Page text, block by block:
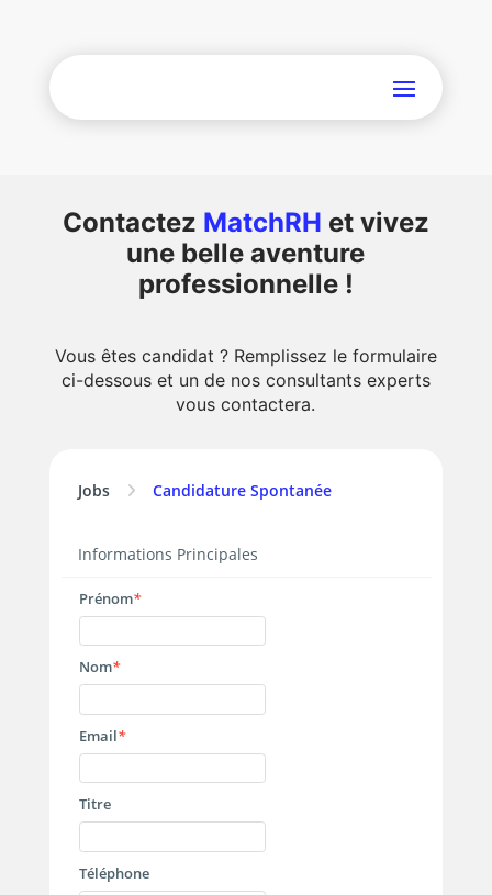
Contactez MatchRH et vivez
une belle aventure
professionnelle !
Vous êtes candidat ? Remplissez le formulaire
ci-dessous et un de nos consultants experts
vous contactera.